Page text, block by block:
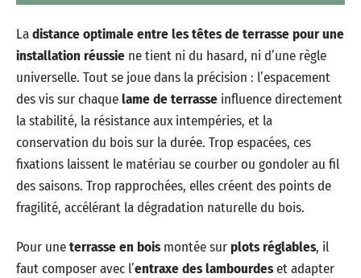
Ladistance optimale entre les têtes de terrasse pour une
installation réussie ne tient ni du hasard, ni d’une règle
universelle. Tout se joue dans la précision : l’espacement
des vis sur chaquelame de terrasse influence directement
la stabilité, la résistance aux intempéries, et la
conservation du bois sur la durée. Trop espacées, ces
fixations laissent le matériau se courber ou gondoler au fil
des saisons. Trop rapprochées, elles créent des points de
fragilité, accélérant la dégradation naturelle du bois.
Pour uneterrasse en boismontée surplots réglables, il
faut composer avec l’entraxe des lambourdeset adapter